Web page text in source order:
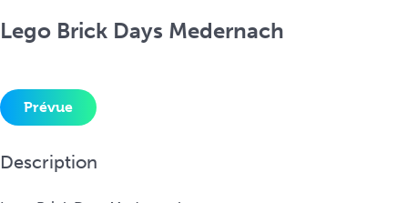
u
i
n
i
Lego Brick Days Medernach
Prévue
Description